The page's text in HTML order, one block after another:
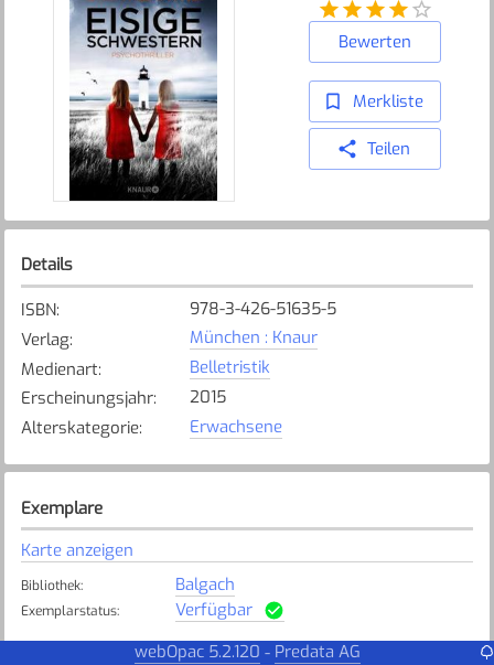
Bewerten
Merkliste
Teilen
Details
ISBN:
978-3-426-51635-5
Verlag:
München : Knaur
Medienart:
Belletristik
Erscheinungsjahr:
2015
Alterskategorie: Erwachsene
Exemplare
Karte anzeigen
Bibliothek: Balgach
Exemplarstatus: Verfügbar
Kirchberg
webOpac 5.2.120 - Predata AG